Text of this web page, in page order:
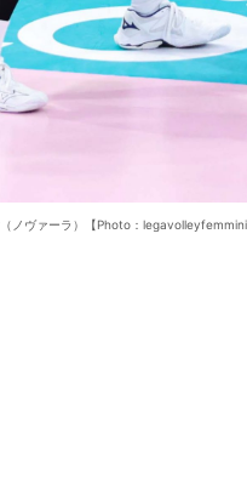
ノヴァーラ）【Photo：